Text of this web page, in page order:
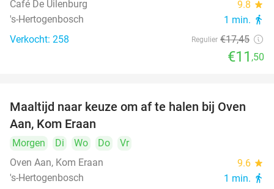
Café De Uilenburg
9.8 star
's-Hertogenbosch 1 min. directions_walk
Verkocht: 258 Regulier €17,45
€11 ,50
48%
Maaltijd naar keuze om af te halen bij Oven
Aan, Kom Eraan
Morgen Di Wo Do
Vr
Oven Aan, Kom Eraan
9.6 star
's-Hertogenbosch 1 min. directions_walk